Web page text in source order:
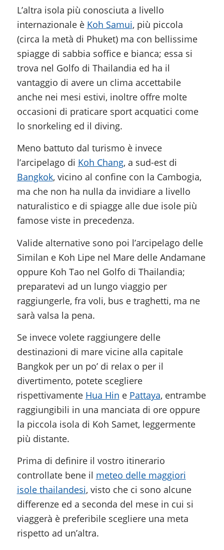
L’altra isola più conosciuta a livello
internazionale è Koh Samui, più piccola
(circa la metà di Phuket) ma con bellissime
spiagge di sabbia soffice e bianca; essa si
trova nel Golfo di Thailandia ed ha il
vantaggio di avere un clima accettabile
anche nei mesi estivi, inoltre offre molte
occasioni di praticare sport acquatici come
lo snorkeling ed il diving.
Meno battuto dal turismo è invece
l’arcipelago di Koh Chang, a sud-est di
Bangkok, vicino al confine con la Cambogia,
ma che non ha nulla da invidiare a livello
naturalistico e di spiagge alle due isole più
famose viste in precedenza.
Valide alternative sono poi l’arcipelago delle
Similan e Koh Lipe nel Mare delle Andamane
oppure Koh Tao nel Golfo di Thailandia;
preparatevi ad un lungo viaggio per
raggiungerle, fra voli, bus e traghetti, ma ne
sarà valsa la pena.
Se invece volete raggiungere delle
destinazioni di mare vicine alla capitale
Bangkok per un po’ di relax o per il
divertimento, potete scegliere
rispettivamente Hua Hin e Pattaya, entrambe
raggiungibili in una manciata di ore oppure
la piccola isola di Koh Samet, leggermente
più distante.
Prima di definire il vostro itinerario
controllate bene il meteo delle maggiori
isole thailandesi, visto che ci sono alcune
differenze ed a seconda del mese in cui si
viaggerà è preferibile scegliere una meta
rispetto ad un’altra.